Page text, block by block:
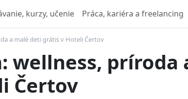
kurzy, učenie Práca, kariéra a freelancing
a malé deti grátis v Hoteli Čertov
wellness, príroda
Čertov